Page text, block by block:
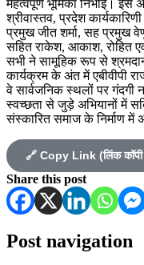
महत्वपूर्ण भूमिका निभाई। इस
श्रीवास्तव, प्रदेश
प्रमुख जीत शर्मा, सह प्रमुख
सहित राकेश, आकाश, रोहित
सभी ने सामूहिक रूप से
कार्यक्रम के अंत में एबीवीपी
वे सार्वजनिक स्थलों पर
स्वच्छता से जुड़े अभियानों में
संस्कारित समाज के निर्माण में
🔗 Copy Link (लिंक
Share this post
Post navigation